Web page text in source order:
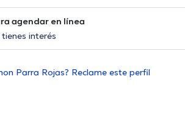
agendar en línea
interés
Parra Rojas? Reclame este perfil